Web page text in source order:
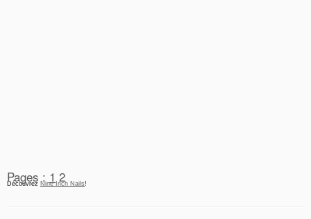
Découvrez Nine Inch Nails!
Pages : 1 2